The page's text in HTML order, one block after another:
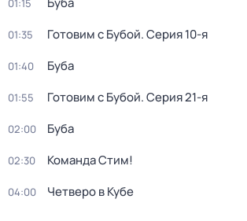
01:15
01:35 Готовим с Бубой. Серия 10-я
01:40 Буба
01:55 Готовим с Бубой. Серия 21-я
02:00 Буба
02:30 Команда Стим!
04:00 Четверо в Кубе